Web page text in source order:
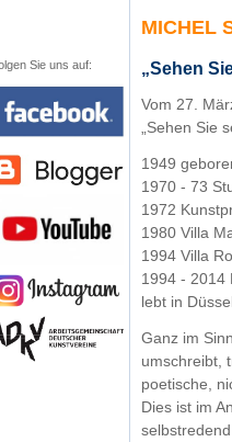
MICHEL
„Sehen
Vom 27.
„Sehen Sie
1949
1970 - 73
1972
1980 Villa
1994 Villa
1994 - 2014
lebt in
Ganz im
umschreibt,
poetische,
Dies ist im
Sie uns auf: